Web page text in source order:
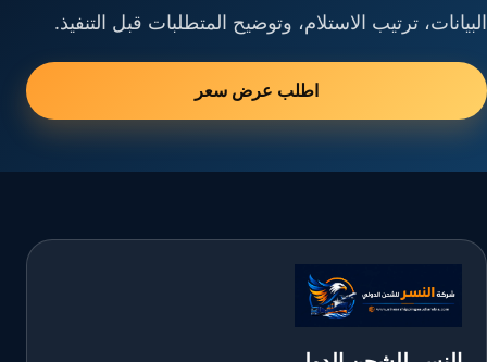
البيانات، ترتيب الاستلام، وتوضيح المتطلبات قبل التنفيذ.
اطلب عرض سعر